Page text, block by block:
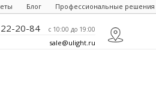
Блог Профессиональные решения
20-84 c 10:00 до 19:00
sale@ulight.ru